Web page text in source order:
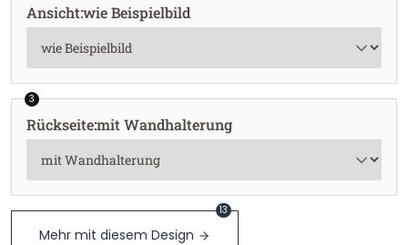
Ansicht:wie Beispielbild
3
Rückseite:mit Wandhalterung
Mehr mit diesem Design
13